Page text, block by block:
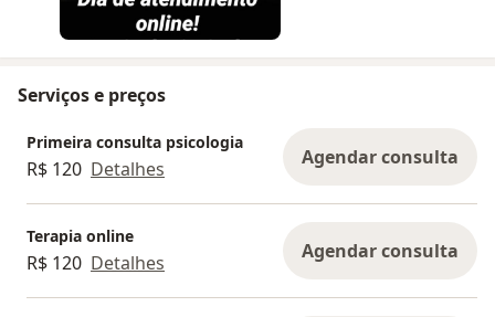
Serviços e preços
Primeira consulta psicologia
R$ 120 Detalhes Agendar consulta
Terapia online
R$ 120 Detalhes Agendar consulta